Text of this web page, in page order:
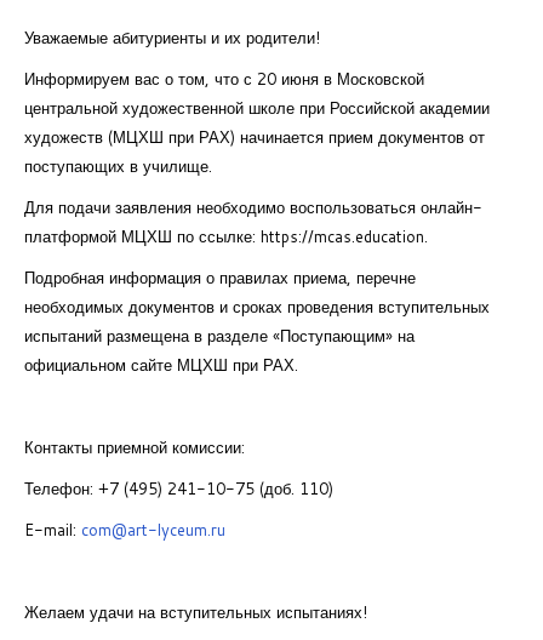
Уважаемые абитуриенты и их родители!
Информируем вас о том, что с 20 июня в Московской
центральной художественной школе при Российской академии
художеств (МЦХШ при РАХ) начинается прием документов от
поступающих в училище.
Для подачи заявления необходимо воспользоваться онлайн-
платформой МЦХШ по ссылке: https://mcas.education.
Подробная информация о правилах приема, перечне
необходимых документов и сроках проведения вступительных
испытаний размещена в разделе «Поступающим» на
официальном сайте МЦХШ при РАХ.
Контакты приемной комиссии:
Телефон: +7 (495) 241-10-75 (доб. 110)
E-mail: com@art-lyceum.ru
Желаем удачи на вступительных испытаниях!